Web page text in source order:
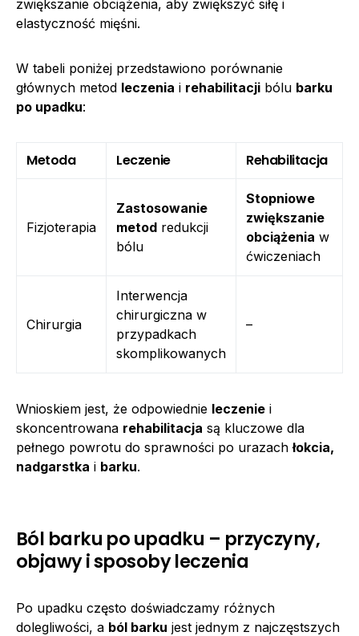
zwiększanie obciążenia, aby zwiększyć siłę i
elastyczność mięśni.
W tabeli poniżej przedstawiono porównanie
głównych metod leczenia i rehabilitacji bólu barku
po upadku:
Metoda Leczenie Rehabilitacja
Fizjoterapia
Zastosowanie
metod redukcji
bólu
Stopniowe
zwiększanie
obciążenia w
ćwiczeniach
Chirurgia
Interwencja
chirurgiczna w
przypadkach
skomplikowanych
–
Wnioskiem jest, że odpowiednie leczenie i
skoncentrowana rehabilitacja są kluczowe dla
pełnego powrotu do sprawności po urazachłokcia,
nadgarstka i barku.
Ból barku po upadku – przyczyny,
objawy i sposoby leczenia
Po upadku często doświadczamy różnych
dolegliwości, a ból barku jest jednym z najczęstszych